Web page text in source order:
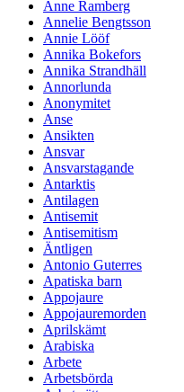
Anne Ramberg
Annelie Bengtsson
Annie Lööf
Annika Bokefors
Annika Strandhäll
Annorlunda
Anonymitet
Anse
Ansikten
Ansvar
Ansvarstagande
Antarktis
Antilagen
Antisemit
Antisemitism
Äntligen
Antonio Guterres
Apatiska barn
Appojaure
Appojauremorden
Aprilskämt
Arabiska
Arbete
Arbetsbörda